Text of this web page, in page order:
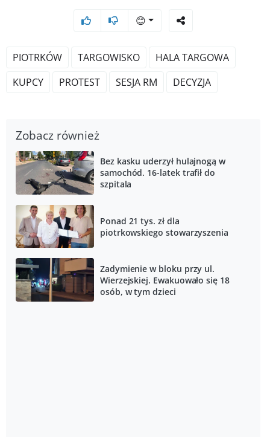
😊
PIOTRKÓW TARGOWISKO
HALA TARGOWA
KUPCY
PROTEST SESJA RM DECYZJA
Zobacz również
Bez kasku uderzył hulajnogą w
samochód. 16-latek trafił do
szpitala
Ponad 21 tys. zł dla
piotrkowskiego stowarzyszenia
Zadymienie w bloku przy ul.
Wierzejskiej. Ewakuowało się 18
osób, w tym dzieci